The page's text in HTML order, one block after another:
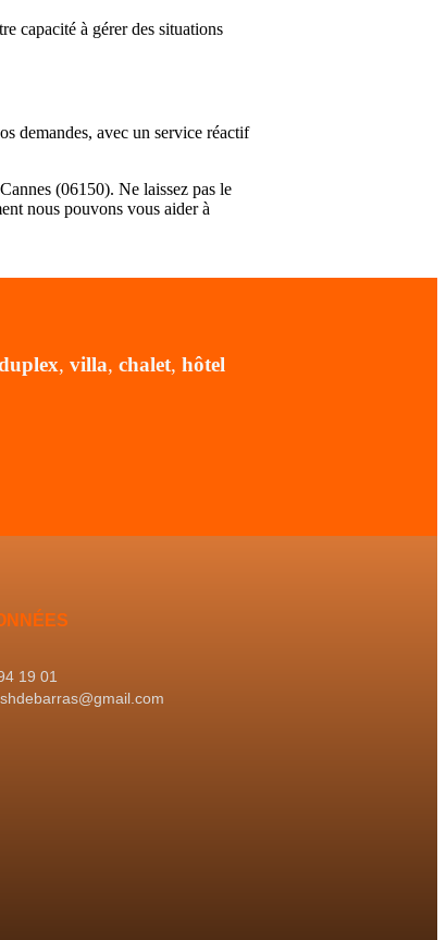
capacité à gérer des situations
demandes, avec un service réactif
(06150). Ne laissez pas le
nous pouvons vous aider à
, villa, chalet, hôtel
19 01